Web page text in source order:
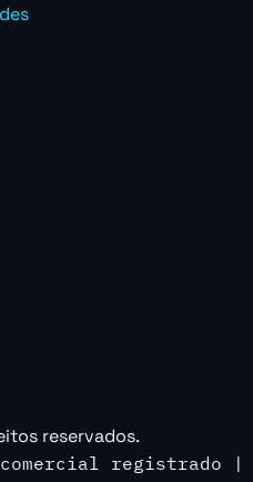
reservados.
comercial registrado |